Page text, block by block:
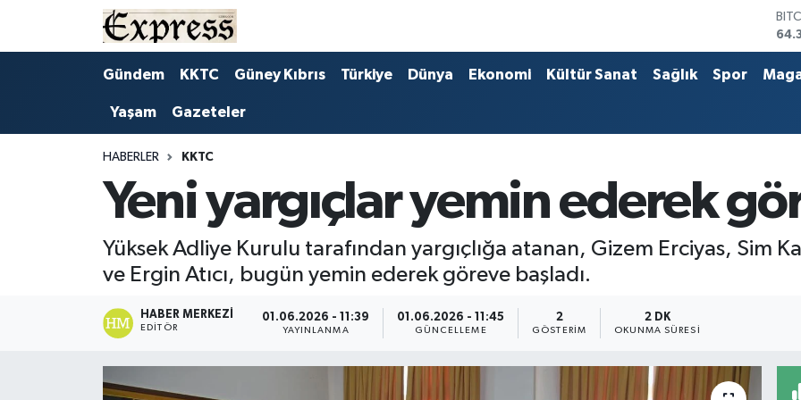
Gündem KKTC Güney Kıbrıs Türkiye Dünya Ekonomi Kültür Sanat Sağlık Spor
Yaşam Gazeteler
HABERLER KKTC
Yeni yargıçlar yemin ederek
Yüksek Adliye Kurulu tarafından yargıçlığa atanan, Gizem Erciyas, Sim
ve Ergin Atıcı, bugün yemin ederek göreve başladı.
HABER MERKEZI
EDITÖR
01.06.2026 - 11:39
YAYINLANMA
01.06.2026 - 11:45
GÜNCELLEME
2
GÖSTERIM
2 DK
OKUNMA SÜRESI
ALAYKÖY
ALSANCAK
ÇATALKÖY
EKONOMİ
ENGLISH
Hava Durumu
Trafik Durumu
Süper Lig Puan Durumu ve Fikstür
Tüm Manşetler
Son Dakika Haberleri